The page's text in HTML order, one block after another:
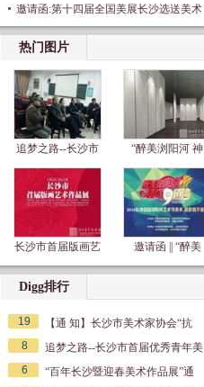
邀请函:第十四届全国美展长沙选送美术
热门图片
追梦之路--长沙市 “醉美浏阳河 神
长沙市首届版画艺 邀请函 || “醉美
Digg排行
19
【通 知】长沙市美术家协会“抗
8
追梦之路--长沙市首届优秀青年美
6
“百年长沙暨迎春美术作品展”通